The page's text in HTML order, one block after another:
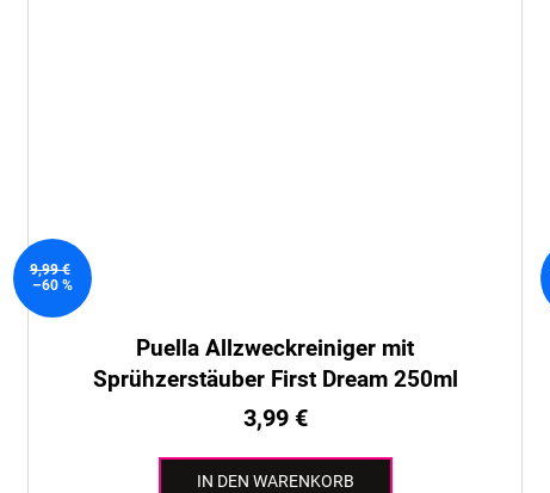
9,99 €
–60 %
Puella Allzweckreiniger mit
Sprühzerstäuber First Dream 250ml
3,99 €
IN DEN WARENKORB